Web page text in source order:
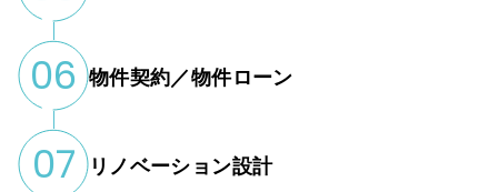
06 物件契約／物件ローン
07 リノベーション設計